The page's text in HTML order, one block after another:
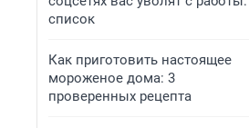
список
Как приготовить настоящее
мороженое дома: 3
проверенных рецепта